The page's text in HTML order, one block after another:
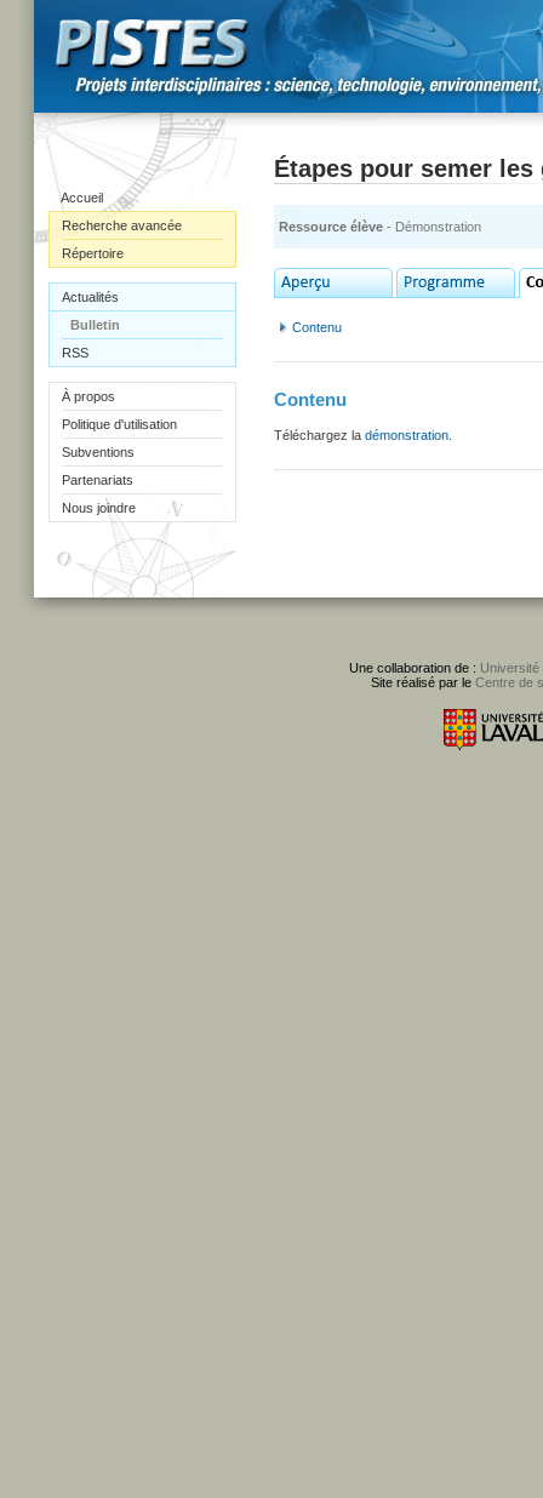
Accueil
Recherche avancée
Répertoire
Actualités
Bulletin
RSS
À propos
Politique d'utilisation
Subventions
Partenariats
Nous joindre
Étapes pour semer les
Ressource élève - Démonstration
Contenu
Contenu
Téléchargez la démonstration
Une collaboration de : Université
Site réalisé par le Centre de